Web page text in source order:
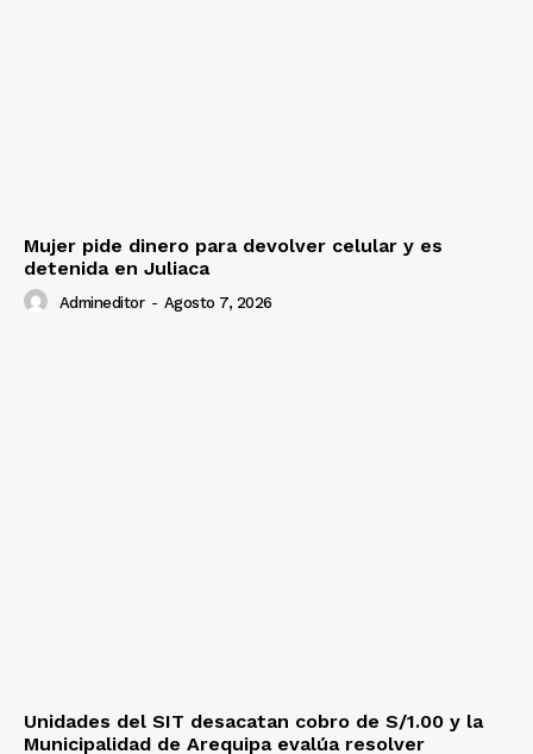
Mujer pide dinero para devolver celular y es
detenida en Juliaca
Admineditor - Agosto 7, 2026
Unidades del SIT desacatan cobro de S/1.00 y la
Municipalidad de Arequipa evalúa resolver